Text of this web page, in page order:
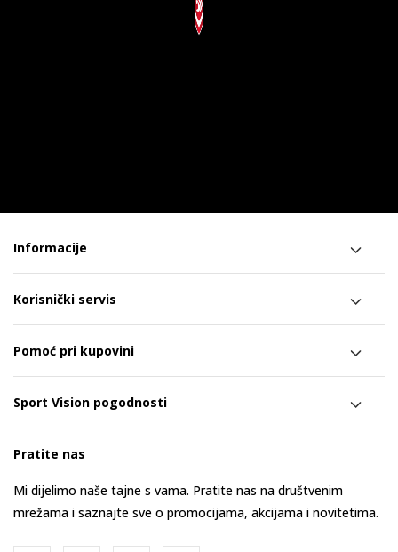
Informacije
Korisnički servis
Pomoć pri kupovini
Sport Vision pogodnosti
Pratite nas
Mi dijelimo naše tajne s vama. Pratite nas na društvenim
mrežama i saznajte sve o promocijama, akcijama i novitetima.